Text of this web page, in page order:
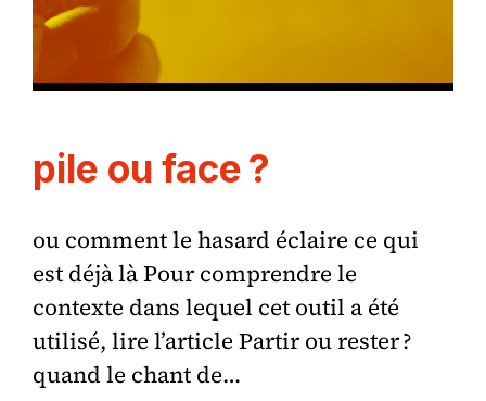
pile ou face ?
ou comment le hasard éclaire ce qui
est déjà là Pour comprendre le
contexte dans lequel cet outil a été
utilisé, lire l’article Partir ou rester ?
quand le chant de…